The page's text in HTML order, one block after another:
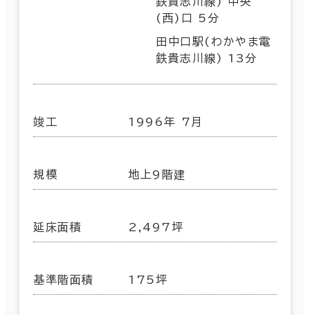
(西)口 5分
田中口駅(わかやま電
鉄貴志川線) 13分
竣工 1996年 7月
規模 地上9階建
延床面積 2,497坪
基準階面積 175坪